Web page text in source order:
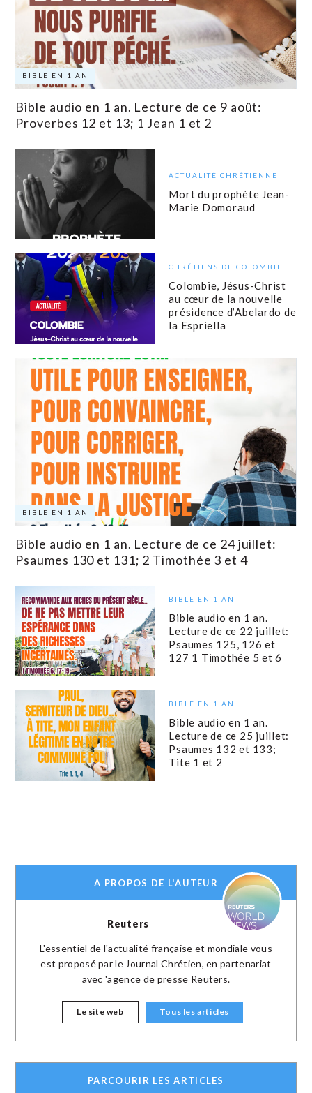
BIBLE EN 1 AN
Bible audio en 1 an. Lecture de ce 9 août:
Proverbes 12 et 13; 1 Jean 1 et 2
ACTUALITÉ CHRÉTIENNE
Mort du prophète Jean-
Marie Domoraud
CHRÉTIENS DE COLOMBIE
Colombie, Jésus-Christ
au cœur de la nouvelle
présidence d’Abelardo de
la Espriella
BIBLE EN 1 AN
Bible audio en 1 an. Lecture de ce 24 juillet:
Psaumes 130 et 131; 2 Timothée 3 et 4
BIBLE EN 1 AN
Bible audio en 1 an.
Lecture de ce 22 juillet:
Psaumes 125, 126 et
127 1 Timothée 5 et 6
BIBLE EN 1 AN
Bible audio en 1 an.
Lecture de ce 25 juillet:
Psaumes 132 et 133;
Tite 1 et 2
A PROPOS DE L'AUTEUR
Reuters
L'essentiel de l'actualité française et mondiale vous
est proposé par le Journal Chrétien, en partenariat
avec 'agence de presse Reuters.
Le site web Tous les articles
PARCOURIR LES ARTICLES